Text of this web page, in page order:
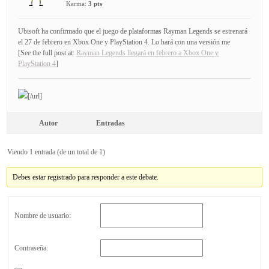
Karma: 3 pts
Ubisoft ha confirmado que el juego de plataformas Rayman Legends se estrenará
el 27 de febrero en Xbox One y PlayStation 4. Lo hará con una versión me
[See the full post at: Rayman Legends llegará en febrero a Xbox One y
PlayStation 4]
[/url]
Autor Entradas
Viendo 1 entrada (de un total de 1)
Debes estar registrado para responder a este debate.
Nombre de usuario:
Contraseña: